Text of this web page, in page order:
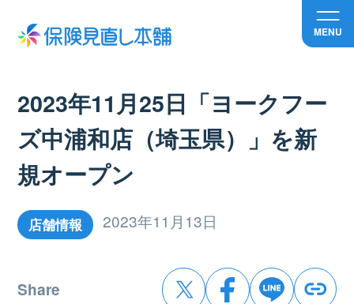
MENU
2023年11月25日「ヨークフー
ズ中浦和店（埼玉県）」を新
規オープン
店舗情報 2023年11月13日
Share